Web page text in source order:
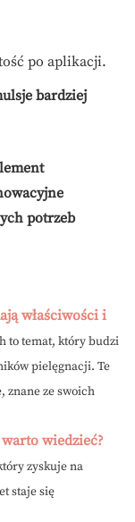
po aplikacji.
bardziej
potrzeb
właściwości i
to temat, który budzi
pielęgnacji. Te
znane ze swoich
wiedzieć?
zyskuje na
staje się